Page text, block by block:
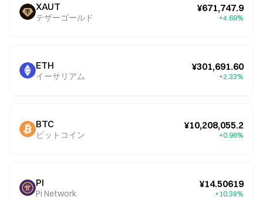
XAUT
テザーゴールド
¥671,747.9
+4.69%
ETH
イーサリアム
¥301,691.60
+2.33%
BTC
ビットコイン
¥10,208,055.2
+0.96%
PI
Pi Network
¥14.50619
+10.38%